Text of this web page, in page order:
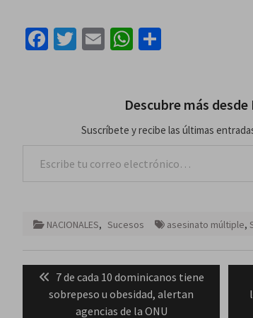
Facebook
Twitter
EmailWhatsApp
Descubre más
Suscríbete y recibe las últimas
NACIONALES, Sucesos asesinato múltiple,
Navegación
entradas
Previous
post:
7 de cada 10 dominicanos tiene
sobrepeso u obesidad, alertan
agencias de la ONU